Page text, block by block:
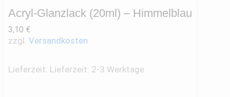
Acryl-Glanzlack (20ml) – Himmelblau
3,10 €
zzgl. Versandkosten
Lieferzeit: Lieferzeit: 2-3 Werktage